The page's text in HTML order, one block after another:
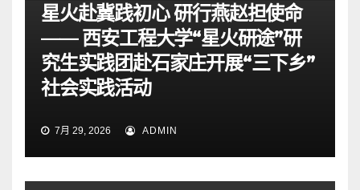
星火赴冀践初心 研行燕赵担使命
—— 西安工程大学“星火研途”研
究生实践团赴石家庄开展“三下乡”
社会实践活动
7月 29, 2026 ADMIN